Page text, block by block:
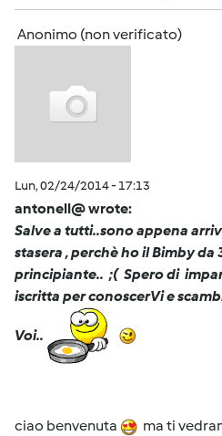
Anonimo (non verificato)
Lun, 02/24/2014 - 17:13
antonell@ wrote:
Salve a tutti..sono appena
stasera , perchè ho il Bimby da
principiante.. ;( Spero di
iscritta per conoscerVi e
Voi..
ciao benvenuta
ma ti